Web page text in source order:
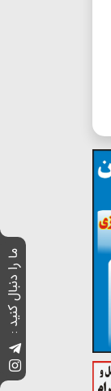
ما را دنبال کنید :